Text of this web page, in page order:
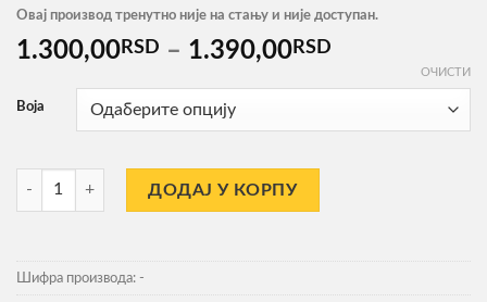
Овај производ тренутно није на стању и није доступан.
1.300,00RSD – 1.390,00RSD
1.300,00RSD
Boja
ОЧИСТИ
Varalica Savage Gear 4D Line Thru Trout 15cm 35gr Slow Slink
ДОДАЈ У КОРПУ
Шифра производа: -